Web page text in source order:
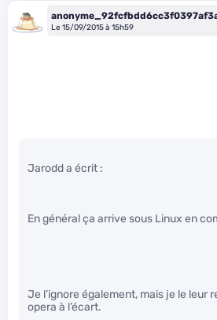
Le 15/09/2015 à 15h59
Jarodd a écrit :
En général ça arrive sous Linux en
Je l’ignore également, mais je le leur
opera à l’écart.